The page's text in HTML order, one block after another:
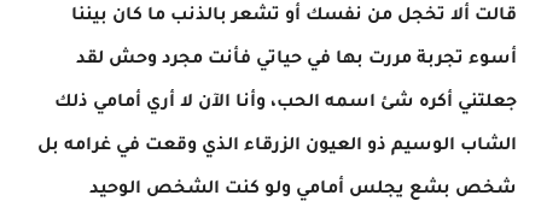
قالت ألا تخجل من نفسك أو تشعر بالذنب ما كان بيننا
أسوء تجربة مررت بها في حياتي فأنت مجرد وحش لقد
جعلتني أكره شئ اسمه الحب، وأنا الآن لا أري أمامي ذلك
الشاب الوسيم ذو العيون الزرقاء الذي وقعت في غرامه بل
شخص بشع يجلس أمامي ولو كنت الشخص الوحيد